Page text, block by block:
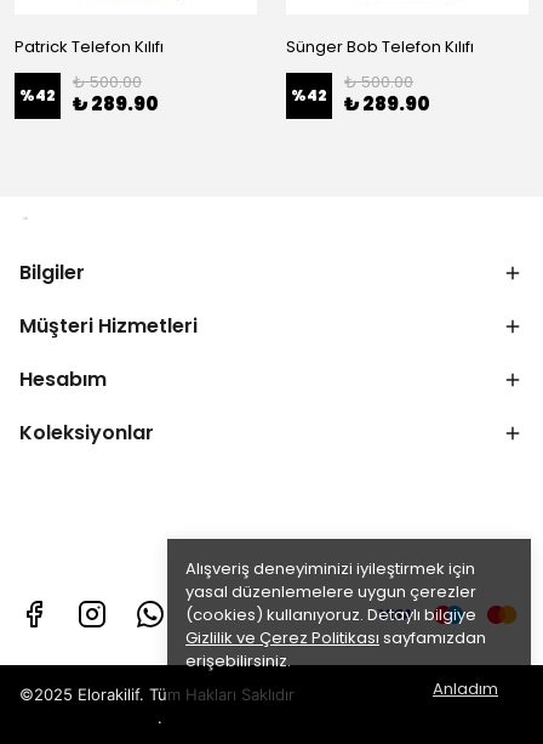
Alışveriş deneyiminizi iyileştirmek için
yasal düzenlemelere uygun çerezler
(cookies) kullanıyoruz. Detaylı bilgiye
Gizlilik ve Çerez Politikası sayfamızdan
erişebilirsiniz.
Anladım
Patrick Telefon Kılıfı
%42
₺ 500.00
₺ 289.90
Sünger Bob Telefon Kılıfı
%42
₺ 500.00
₺ 289.90
Bilgiler
Müşteri Hizmetleri
Hesabım
Koleksiyonlar
©2025 Elorakilif. Tüm Hakları Saklıdır
.